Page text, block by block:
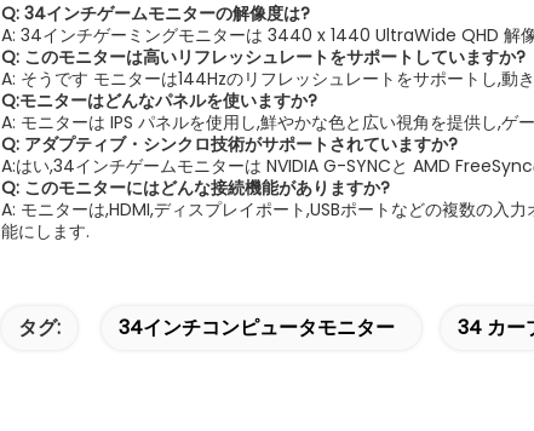
Q: 34インチゲームモニターの解像度は?
A: 34インチゲーミングモニターは 3440 x 1440 UltraWide QHD 解
Q: このモニターは高いリフレッシュレートをサポートしていますか?
A: そうです モニターは144Hzのリフレッシュレートをサポートし,
Q:モニターはどんなパネルを使いますか?
A: モニターは IPS パネルを使用し,鮮やかな色と広い視角を提供し,ゲ
Q: アダプティブ・シンクロ技術がサポートされていますか?
A:はい,34インチゲームモニターは NVIDIA G-SYNCと AMD
Q: このモニターにはどんな接続機能がありますか?
A: モニターは,HDMI,ディスプレイポート,USBポートなどの複数の入
能にします.
タグ: 34インチコンピュータモニター 34 カー